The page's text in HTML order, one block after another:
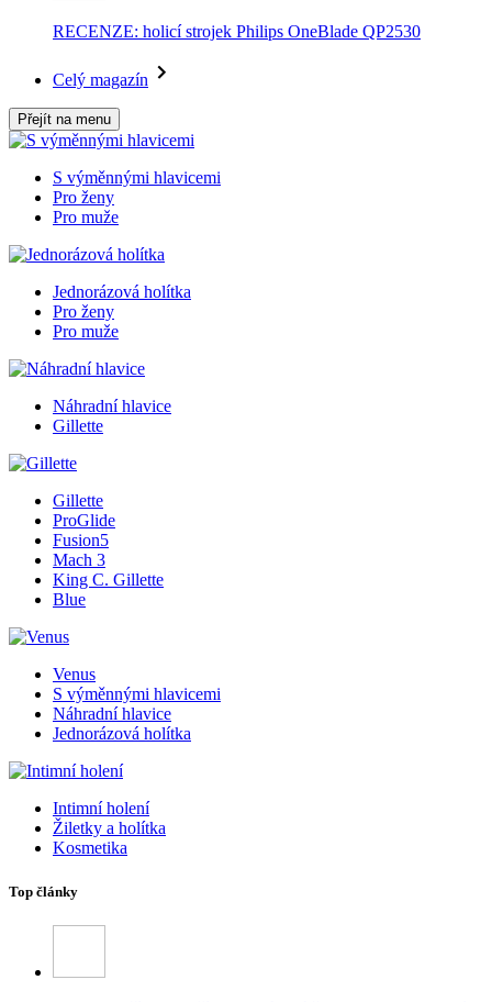
RECENZE: holicí strojek Philips OneBlade QP2530
Celý magazín
Přejít na menu
S výměnnými hlavicemi
Pro ženy
Pro muže
Jednorázová holítka
Pro ženy
Pro muže
Náhradní hlavice
Gillette
Gillette
ProGlide
Fusion5
Mach 3
King C. Gillette
Blue
Venus
S výměnnými hlavicemi
Náhradní hlavice
Jednorázová holítka
Intimní holení
Žiletky a holítka
Kosmetika
Top články